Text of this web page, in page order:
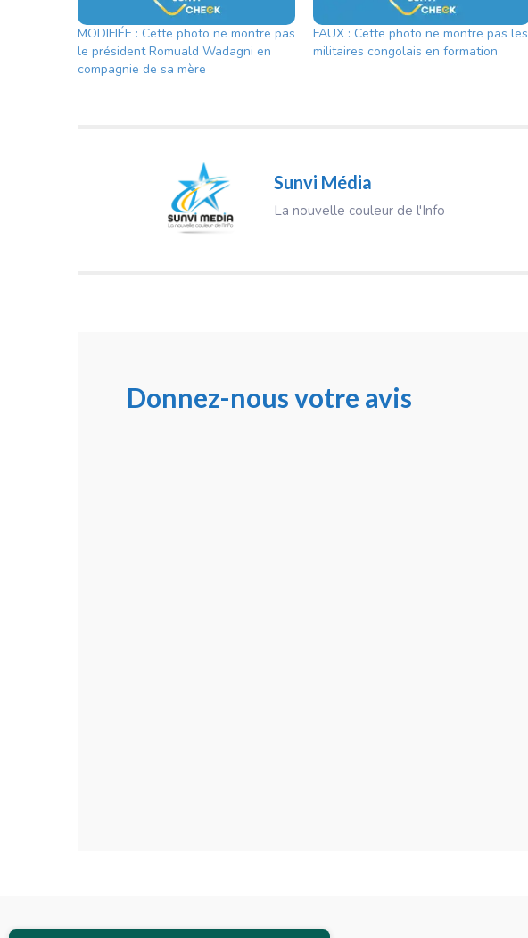
MODIFIÉE : Cette photo ne montre pas
le président Romuald Wadagni en
compagnie de sa mère
FAUX : Cette photo ne montre pas les
militaires congolais en formation
Sunvi Média
La nouvelle couleur de l'Info
Donnez-nous votre avis